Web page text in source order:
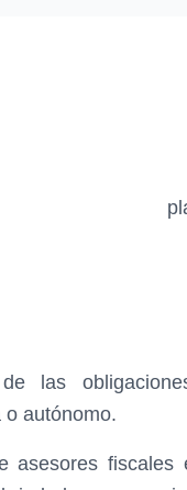
las
autónomo.
asesores